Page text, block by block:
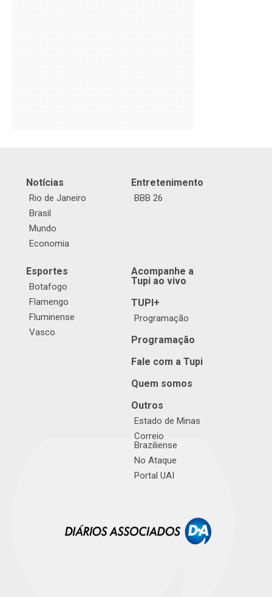
Notícias
Rio de Janeiro
Brasil
Mundo
Economia
Entretenimento
BBB 26
Esportes
Botafogo
Flamengo
Fluminense
Vasco
Acompanhe a
Tupi ao vivo
TUPI+
Programação
Programação
Fale com a Tupi
Quem somos
Outros
Estado de Minas
Correio
Braziliense
No Ataque
Portal UAI